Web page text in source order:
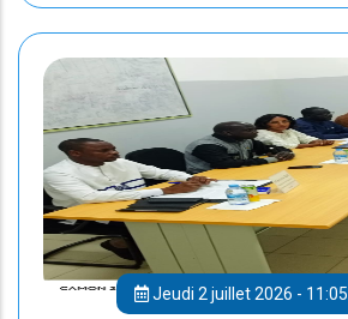
Jeudi 2 juillet 2026 - 11:05